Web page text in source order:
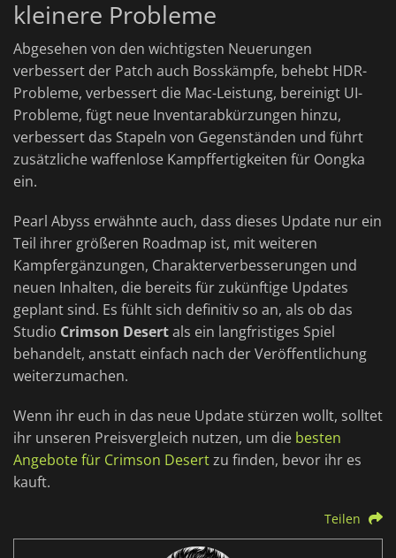
kleinere Probleme
Abgesehen von den wichtigsten Neuerungen
verbessert der Patch auch Bosskämpfe, behebt HDR-
Probleme, verbessert die Mac-Leistung, bereinigt UI-
Probleme, fügt neue Inventarabkürzungen hinzu,
verbessert das Stapeln von Gegenständen und führt
zusätzliche waffenlose Kampffertigkeiten für Oongka
ein.
Pearl Abyss erwähnte auch, dass dieses Update nur ein
Teil ihrer größeren Roadmap ist, mit weiteren
Kampfergänzungen, Charakterverbesserungen und
neuen Inhalten, die bereits für zukünftige Updates
geplant sind. Es fühlt sich definitiv so an, als ob das
Studio Crimson Desertals ein langfristiges Spiel
behandelt, anstatt einfach nach der Veröffentlichung
weiterzumachen.
Wenn ihr euch in das neue Update stürzen wollt, solltet
ihr unseren Preisvergleich nutzen, um die besten
Angebote für Crimson Desertzu finden, bevor ihr es
kauft.
Teilen